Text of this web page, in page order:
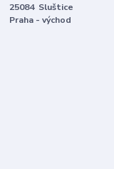
25084 Sluštice
Praha - východ